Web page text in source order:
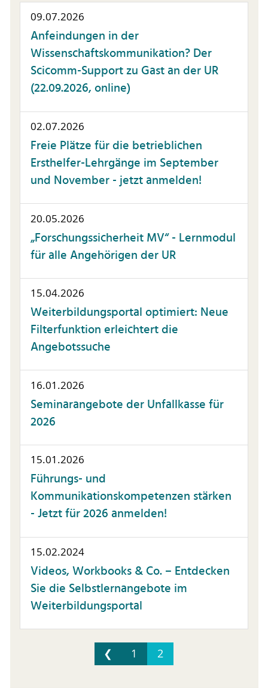
09.07.2026
Anfeindungen in der
Wissenschaftskommunikation? Der
Scicomm-Support zu Gast an der UR
(22.09.2026, online)
02.07.2026
Freie Plätze für die betrieblichen
Ersthelfer-Lehrgänge im September
und November - jetzt anmelden!
20.05.2026
„Forschungssicherheit MV“ - Lernmodul
für alle Angehörigen der UR
15.04.2026
Weiterbildungsportal optimiert: Neue
Filterfunktion erleichtert die
Angebotssuche
16.01.2026
Seminarangebote der Unfallkasse für
2026
15.01.2026
Führungs- und
Kommunikationskompetenzen stärken
- Jetzt für 2026 anmelden!
15.02.2024
Videos, Workbooks & Co. – Entdecken
Sie die Selbstlernangebote im
Weiterbildungsportal
❮ 1 2